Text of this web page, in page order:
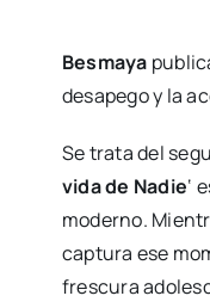
Besmaya
desapego y la
Se trata del
vida de Nadie‘
moderno.
captura ese
frescura